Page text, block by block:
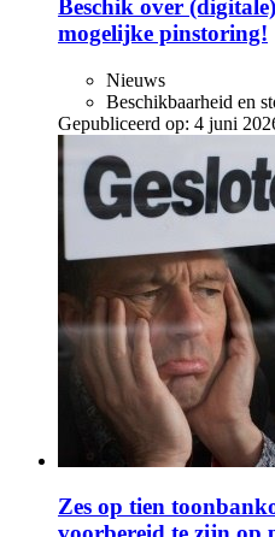
Beschik over
mogelijke pinstoring!
Nieuws
Beschikbaarheid en
Gepubliceerd op: 4 juni
Zes op tien